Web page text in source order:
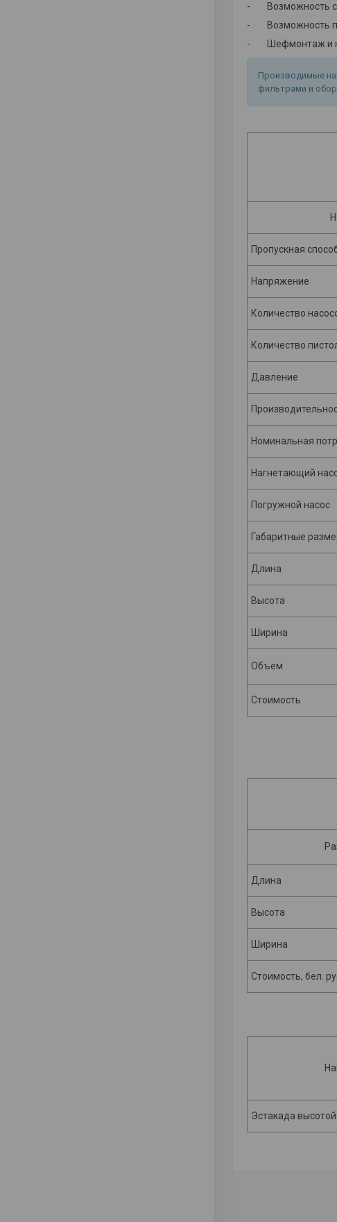
- Возможность
- Возможность
- Шефмонтаж и
Производимые
фильтрами и
Пропускная
Напряжение
Количество
Количество
Давление
Номинальная
Нагнетающий
Погружной насос
Габаритные
Длина
Высота
Ширина
Объем
Стоимость
Длина
Высота
Ширина
Стоимость, бел.
Эстакада